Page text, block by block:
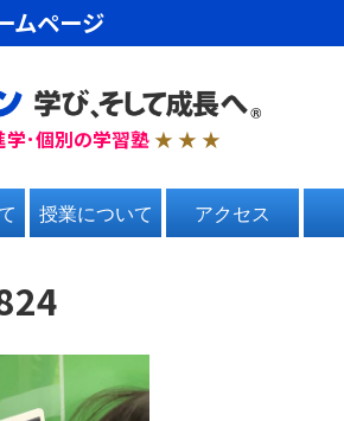
ムページ
･個別の学習塾★ ★ ★
授業について アクセス